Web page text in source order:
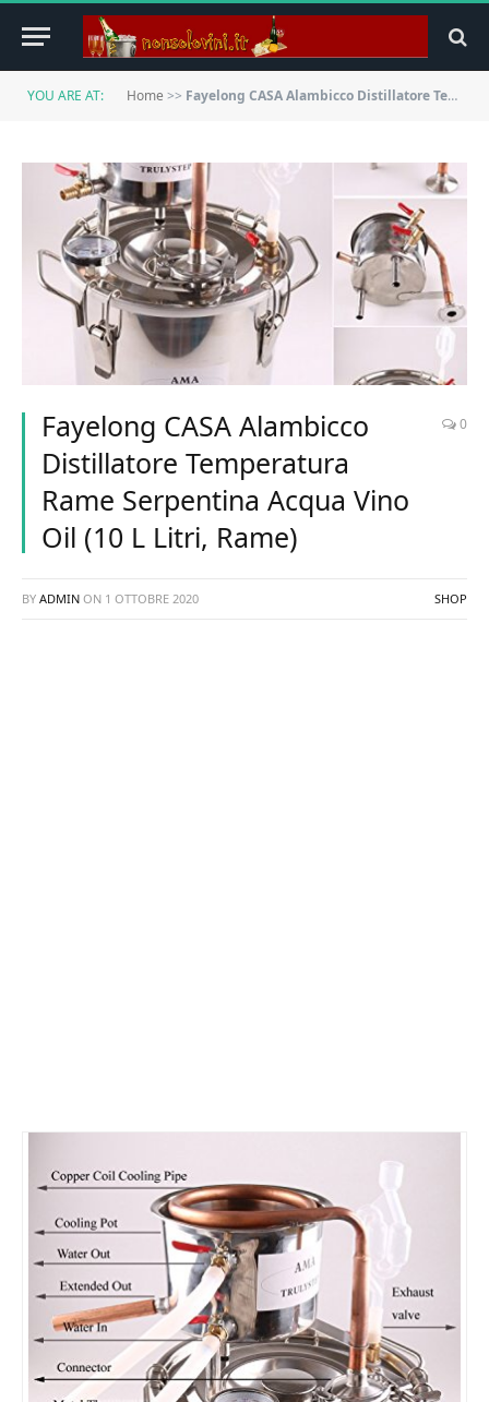
YOU ARE AT: Home >> Fayelong CASA Alambicco Distillatore Temperatura Rame Serpentina Acqua Vino Oil (10 L Litri, Rame)
Fayelong CASA Alambicco
Distillatore Temperatura
Rame Serpentina Acqua Vino
Oil (10 L Litri, Rame)
0
BY ADMIN ON 1 OTTOBRE 2020 SHOP